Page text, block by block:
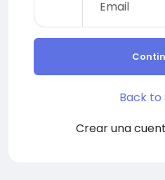
Back to
Crear una